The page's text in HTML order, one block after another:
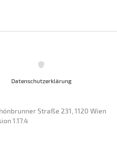
Datenschutzerklärung
Straße 231, 1120 Wien
1.17.4